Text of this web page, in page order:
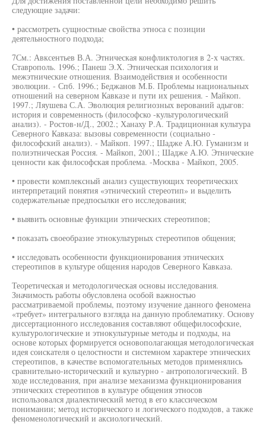
следующие задачи:
• рассмотреть сущностные свойства этноса с позиции
деятельностного подхода;
7См.: Авксентьев В.А. Этническая конфликтология в 2-х частях.
Ставрополь. 1996.; Панеш Э.Х. Этническая психология и
межэтнические отношения. Взаимодействия и особенности
эволюции. - Спб. 1996.; Беджанов М.Б. Проблемы национальных
отношений на северном Кавказе и пути их решения. - Майкоп.
1997.; Ляушева С.А. Эволюция религиозных верований адыгов:
история и современность (философско -культурологический
анализ). - Ростов-н/Д., 2002.; Ханаху Р.А. Традиционная культура
Северного Кавказа: вызовы современности (социально -
философский анализ). - Майкоп. 1997.; Шадже А.Ю. Гуманизм и
полиэтническая Россия. - Майкоп, 2001.; Шадже А.Ю. Этнические
ценности как философская проблема. -Москва - Майкоп, 2005.
• провести комплексный анализ существующих теоретических
интерпретаций понятия «этнический стереотип» и выделить
содержательные предпосылки его исследования;
• выявить основные функции этнических стереотипов;
• показать своеобразие этнокультурных стереотипов общения;
• исследовать особенности функционирования этнических
стереотипов в культуре общения народов Северного Кавказа.
Теоретическая и методологическая основы исследования.
Значимость работы обусловлена особой важностью
рассматриваемой проблемы, поэтому изучение данного феномена
«требует» интегрального взгляда на данную проблематику. Основу
диссертационного исследования составляют общефилософские,
культурологические и этнокультурные методы и подходы, на
основе которых формируется основополагающая методологическая
идея соискателя о целостности и системном характере этнических
стереотипов, в качестве вспомогательных методов применялись
сравнительно-исторический и культурно - антропологический. В
ходе исследования, при анализе механизма функционирования
этнических стереотипов в культуре общения этносов
использовался диалектический метод в его классическом
понимании; метод исторического и логического подходов, а также
феноменологический и аксиологический.